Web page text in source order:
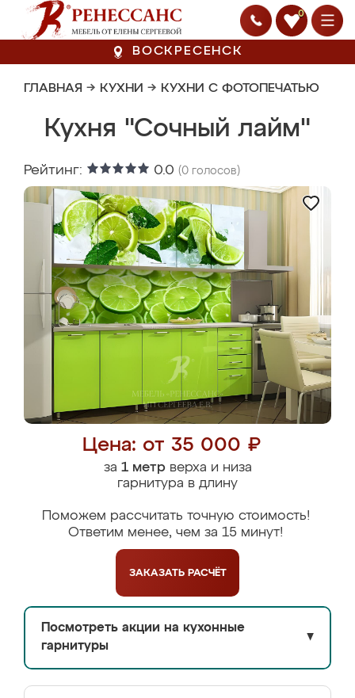
0
ВОСКРЕСЕНСК
ГЛАВНАЯ → КУХНИ → КУХНИ С ФОТОПЕЧАТЬЮ
Кухня "Сочный лайм"
Рейтинг: 0.0 (0 голосов)
Цена: от 35 000 ₽
за 1 метрверха и низа
гарнитура в длину
Поможем рассчитать точную стоимость!
Ответим менее, чем за 15 минут!
ЗАКАЗАТЬ РАСЧЁТ
Посмотреть акции на кухонные
гарнитуры
▼